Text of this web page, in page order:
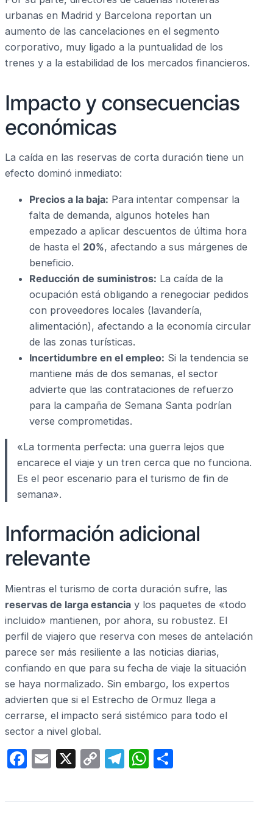
urbanas en Madrid y Barcelona reportan un
aumento de las cancelaciones en el segmento
corporativo, muy ligado a la puntualidad de los
trenes y a la estabilidad de los mercados financieros.
Impacto y consecuencias
económicas
La caída en las reservas de corta duración tiene un
efecto dominó inmediato:
Precios a la baja: Para intentar compensar la
falta de demanda, algunos hoteles han
empezado a aplicar descuentos de última hora
de hasta el 20%, afectando a sus márgenes de
beneficio.
Reducción de suministros: La caída de la
ocupación está obligando a renegociar pedidos
con proveedores locales (lavandería,
alimentación), afectando a la economía circular
de las zonas turísticas.
Incertidumbre en el empleo: Si la tendencia se
mantiene más de dos semanas, el sector
advierte que las contrataciones de refuerzo
para la campaña de Semana Santa podrían
verse comprometidas.
«La tormenta perfecta: una guerra lejos que
encarece el viaje y un tren cerca que no funciona.
Es el peor escenario para el turismo de fin de
semana».
Información adicional
relevante
Mientras el turismo de corta duración sufre, las
reservas de larga estancia y los paquetes de «todo
incluido» mantienen, por ahora, su robustez. El
perfil de viajero que reserva con meses de antelación
parece ser más resiliente a las noticias diarias,
confiando en que para su fecha de viaje la situación
se haya normalizado. Sin embargo, los expertos
advierten que si el Estrecho de Ormuz llega a
cerrarse, el impacto será sistémico para todo el
sector a nivel global.
F
c
E
ail
X
C
p
T
e
W
at m